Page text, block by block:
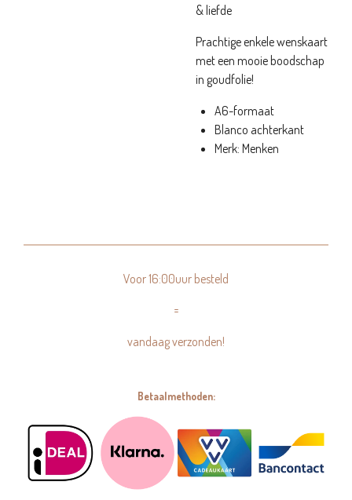
& liefde
Prachtige enkele wenskaart
met een mooie boodschap
in goudfolie!
A6-formaat
Blanco achterkant
Merk: Menken
Voor 16:00uur besteld
=
vandaag verzonden!
Betaalmethoden: